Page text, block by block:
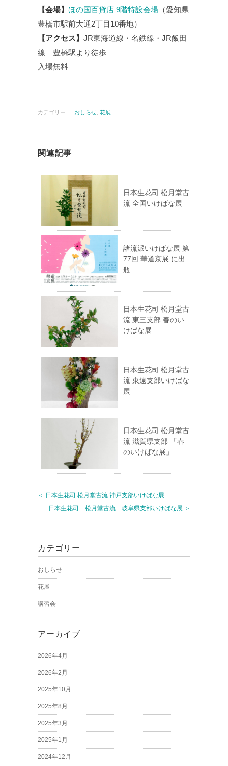
【会場】 ほの国百貨店 9階特設会場 （愛知県
豊橋市駅前大通2丁目10番地）
【アクセス】 JR東海道線・名鉄線・JR飯田
線 豊橋駅より徒歩
入場無料
カテゴリー ｜ おしらせ 花展
関連記事
日本生花司 松月堂古
流 全国いけばな展
諸流派いけばな展 第
77回 華道京展 に出
瓶
日本生花司 松月堂古
流 東三支部 春のい
けばな展
日本生花司 松月堂古
流 東遠支部いけばな
展
日本生花司 松月堂古
流 滋賀県支部 「春
のいけばな展」
＜ 日本生花司 松月堂古流 神戸支部いけばな展
日本生花司 松月堂古流 岐阜県支部いけばな展 ＞
カテゴリー
おしらせ
花展
講習会
アーカイブ
2026年4月
2026年2月
2025年10月
2025年8月
2025年3月
2025年1月
2024年12月